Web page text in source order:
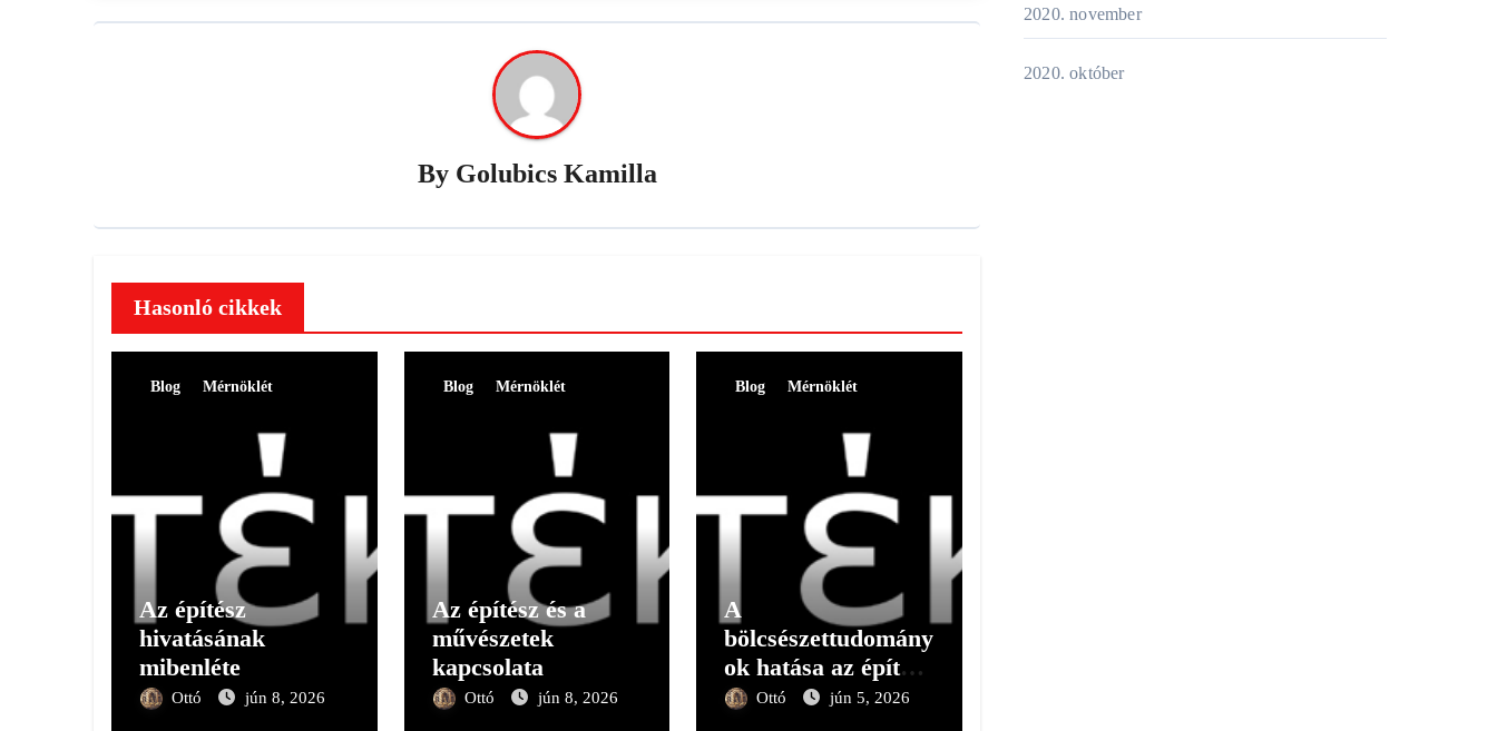
By Golubics Kamilla
Hasonló cikkek
Blog Mérnöklét
Az építész
hivatásának
mibenléte
Ottó jún 8, 2026
Blog Mérnöklét
Az építész és a
művészetek
kapcsolata
Ottó jún 8, 2026
Blog Mérnöklét
A
bölcsészettudomány
ok hatása az építész
gondolkodására II.
Ottó jún 5, 2026
2020. november
2020. október